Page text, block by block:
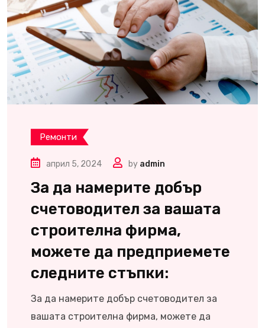
Ремонти
април 5, 2024 by admin
За да намерите добър
счетоводител за вашата
строителна фирма,
можете да предприемете
следните стъпки:
За да намерите добър счетоводител за
вашата строителна фирма, можете да